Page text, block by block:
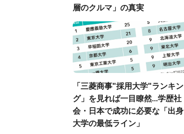
層のクルマ」の真実
「三菱商事"採用大学"ランキン
グ」を見れば一目瞭然...学歴社
会・日本で成功に必要な「出身
大学の最低ライン」